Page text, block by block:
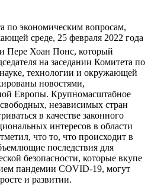
по экономическим вопросам,
среде, 25 февраля 2022 года
Пере Хоан Понс, который
на заседании Комитета по
технологии и окружающей
новостями,
Европы. Крупномасштабное
независимых стран
в качестве законного
интересов в области
что то, что происходит в
последствия для
безопасности, которые вкупе
пандемии COVID-19, могут
и развитии.